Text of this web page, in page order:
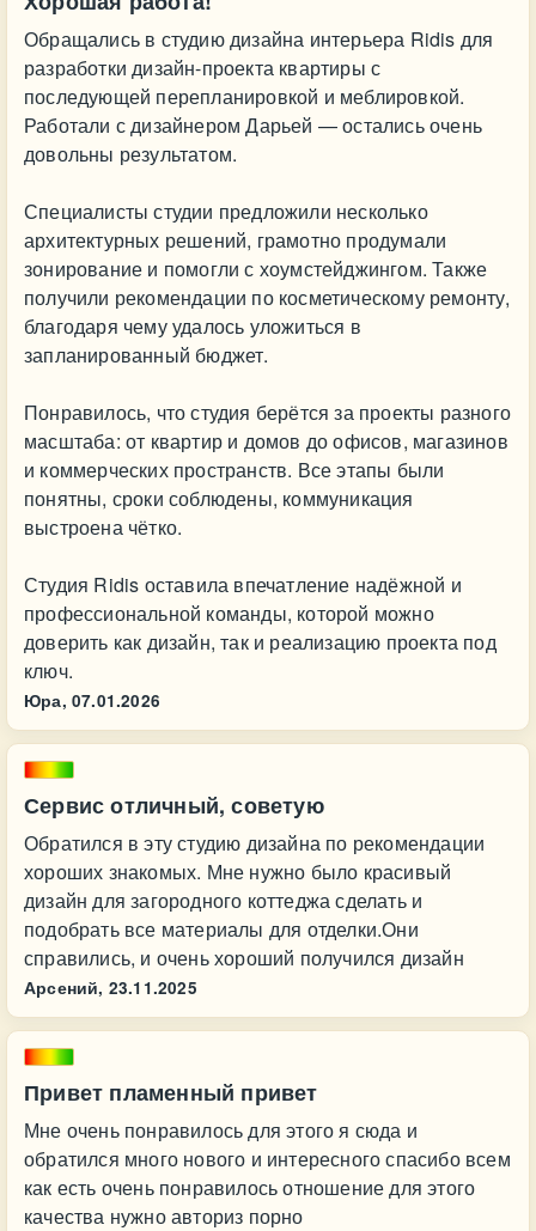
Обращались в студию дизайна интерьера Ridis для
разработки дизайн-проекта квартиры с
последующей перепланировкой и меблировкой.
Работали с дизайнером Дарьей — остались очень
довольны результатом.
Специалисты студии предложили несколько
архитектурных решений, грамотно продумали
зонирование и помогли с хоумстейджингом. Также
получили рекомендации по косметическому ремонту,
благодаря чему удалось уложиться в
запланированный бюджет.
Понравилось, что студия берётся за проекты разного
масштаба: от квартир и домов до офисов, магазинов
и коммерческих пространств. Все этапы были
понятны, сроки соблюдены, коммуникация
выстроена чётко.
Студия Ridis оставила впечатление надёжной и
профессиональной команды, которой можно
доверить как дизайн, так и реализацию проекта под
ключ.
Юра, 07.01.2026
Сервис отличный, советую
Обратился в эту студию дизайна по рекомендации
хороших знакомых. Мне нужно было красивый
дизайн для загородного коттеджа сделать и
подобрать все материалы для отделки.Они
справились, и очень хороший получился дизайн
Арсений, 23.11.2025
Привет пламенный привет
Мне очень понравилось для этого я сюда и
обратился много нового и интересного спасибо всем
как есть очень понравилось отношение для этого
качества нужно авториз порно